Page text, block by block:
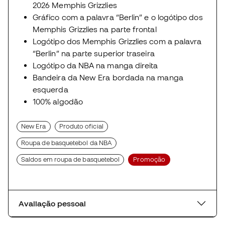
2026 Memphis Grizzlies
Gráfico com a palavra “Berlin” e o logótipo dos
Memphis Grizzlies na parte frontal
Logótipo dos Memphis Grizzlies com a palavra
“Berlin” na parte superior traseira
Logótipo da NBA na manga direita
Bandeira da New Era bordada na manga
esquerda
100% algodão
New Era Produto oficial
Roupa de basquetebol da NBA
Saldos em roupa de basquetebol Promoção
Avaliação pessoal